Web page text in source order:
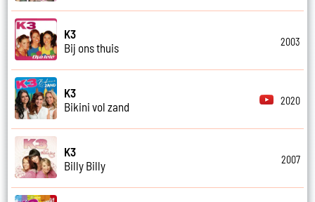
K3
Bij ons thuis
2003
K3
Bikini vol zand
2020
K3
Billy Billy
2007